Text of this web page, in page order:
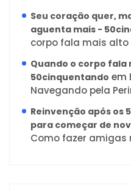
Seu coração quer,
aguenta mais -
corpo fala mais alto
Quando o corpo fala
50cinquentando em
Navegando pela
Reinvenção após os
para começar de
Como fazer